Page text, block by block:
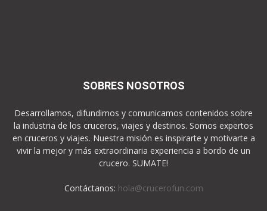
SOBRES NOSOTROS
Desarrollamos, difundimos y comunicamos contenidos sobre
la industria de los cruceros, viajes y destinos. Somos expertos
en cruceros y viajes. Nuestra misión es inspirarte y motivarte a
vivir la mejor y más extraordinaria experiencia a bordo de un
crucero. SUMATE!
Contáctanos: hola@crucerofun.com